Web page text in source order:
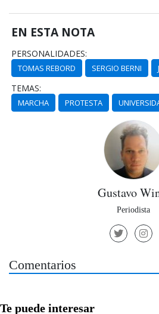
EN ESTA NOTA
PERSONALIDADES:
TOMAS REBORD SERGIO BERNI
TEMAS:
MARCHA PROTESTA
Gustavo
Periodista
Comentarios